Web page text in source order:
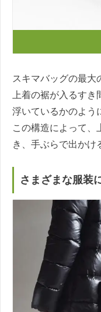
スキマバッグの最大
上着の裾が入るす
浮いているかのよう
この構造によって、
き、手ぶらで出かけ
さまざまな服装